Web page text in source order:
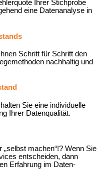
Ihrer Stichprobe
eine Datenanalyse in
Schritt für Schritt den
nachhaltig und
Sie eine individuelle
Ihrer Datenqualität.
„selbst machen“!? Wenn Sie
entscheiden, dann
Erfahrung im Daten-